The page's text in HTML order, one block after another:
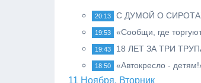
20:13 С ДУМОЙ О
19:53 «Сообщи, где
19:43 18 ЛЕТ ЗА ТРИ
18:50 «Автокресло -
11 Ноября, Вторник